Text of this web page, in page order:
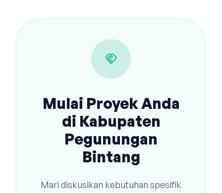
handshake
Mulai Proyek Anda
di Kabupaten
Pegunungan
Bintang
Mari diskusikan kebutuhan spesifik